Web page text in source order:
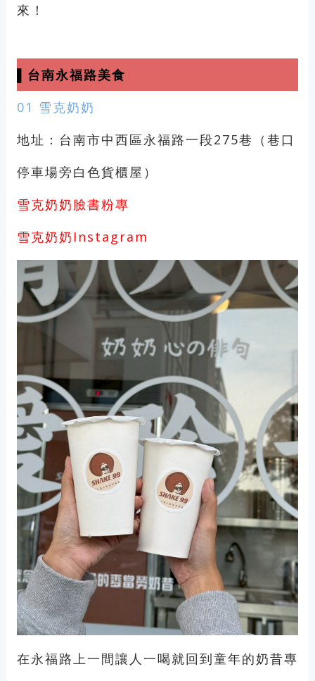
來！
▌台南永福路美食
01 雪克奶奶
地址：台南市中西區永福路一段275巷（巷口
停車場旁白色貨櫃屋）
雪克奶奶臉書粉專
雪克奶奶Instagram
在永福路上一間讓人一喝就回到童年的奶昔專